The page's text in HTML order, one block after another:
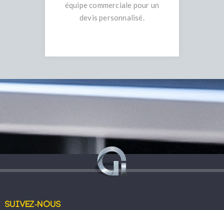
équipe commerciale pour un
devis personnalisé.
Suivez-nous